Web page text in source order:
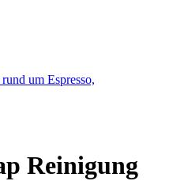
um Espresso,
Reinigung